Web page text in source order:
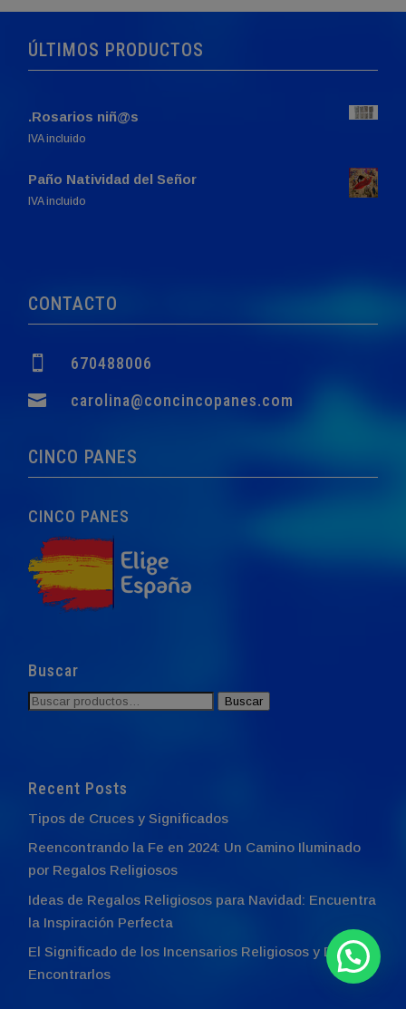
ÚLTIMOS PRODUCTOS
.Rosarios niñ@s
IVA incluido
Paño Natividad del Señor
El
El
IVA incluido
CONTACTO
 670488006
 carolina@concincopanes.com
CINCO PANES
CINCO PANES
Buscar
Buscar
Buscar
Recent Posts
Tipos de Cruces y Significados
Reencontrando la Fe en 2024: Un Camino Iluminado
por Regalos Religiosos
Ideas de Regalos Religiosos para Navidad: Encuentra
la Inspiración Perfecta
El Significado de los Incensarios Religiosos y Dónde
Encontrarlos